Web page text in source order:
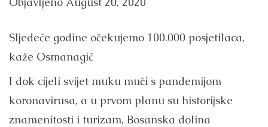
Sljedeće godine očekujemo 100.000 posjetilaca,
kaže Osmanagić
I dok cijeli svijet muku muči s pandemijom
koronavirusa, a u prvom planu su historijske
znamenitosti i turizam, Bosanska dolina